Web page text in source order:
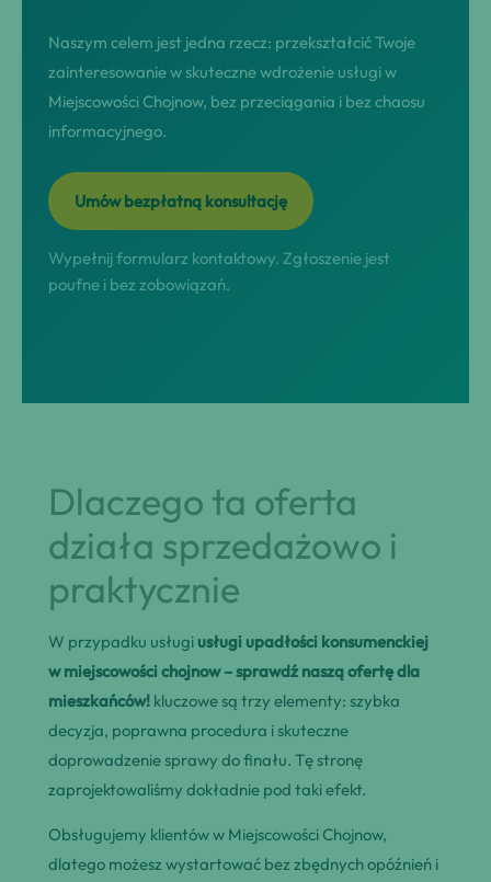
Naszym celem jest jedna rzecz: przekształcić Twoje
zainteresowanie w skuteczne wdrożenie usługi w
Miejscowości Chojnow, bez przeciągania i bez chaosu
informacyjnego.
Umów bezpłatną konsultację
Wypełnij formularz kontaktowy. Zgłoszenie jest
poufne i bez zobowiązań.
Dlaczego ta oferta
działa sprzedażowo i
praktycznie
W przypadku usługi usługi upadłości konsumenckiej
w miejscowości chojnow – sprawdź naszą ofertę dla
mieszkańców! kluczowe są trzy elementy: szybka
decyzja, poprawna procedura i skuteczne
doprowadzenie sprawy do finału. Tę stronę
zaprojektowaliśmy dokładnie pod taki efekt.
Obsługujemy klientów w Miejscowości Chojnow,
dlatego możesz wystartować bez zbędnych opóźnień i